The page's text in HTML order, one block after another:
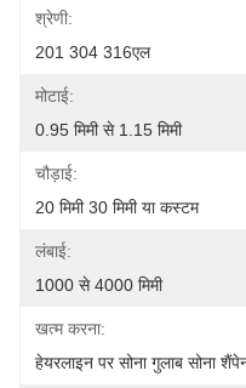
श्रेणी:
201 304 316एल
मोटाई:
0.95 मिमी से 1.15 मिमी
चौड़ाई:
20 मिमी 30 मिमी या कस्टम
लंबाई:
1000 से 4000 मिमी
खत्म करना:
हेयरलाइन पर सोना गुलाब सोना